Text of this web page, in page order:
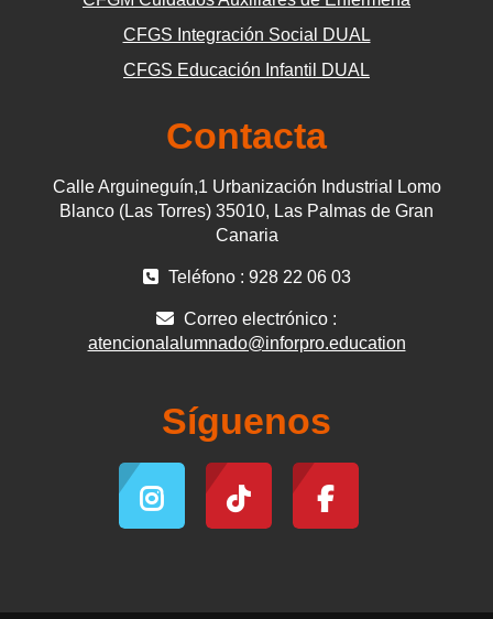
CFGS Integración Social DUAL
CFGS Educación Infantil DUAL
Contacta
Calle Arguineguín,1 Urbanización Industrial Lomo
Blanco (Las Torres) 35010, Las Palmas de Gran
Canaria
Teléfono : 928 22 06 03
Correo electrónico :
atencionalalumnado@inforpro.education
Síguenos